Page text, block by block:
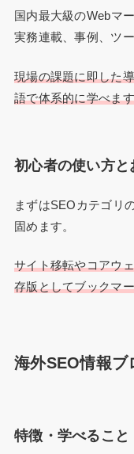
国内最大級のWebマ
実務連載、事例、ツ
現場の課題に即した
語で体系的に学べます
初心者の使い方
まずはSEOカテゴリ
固めます。
サイト移転やコアウ
存版としてブックマ
海外SEO情報ブ
特徴・学べること